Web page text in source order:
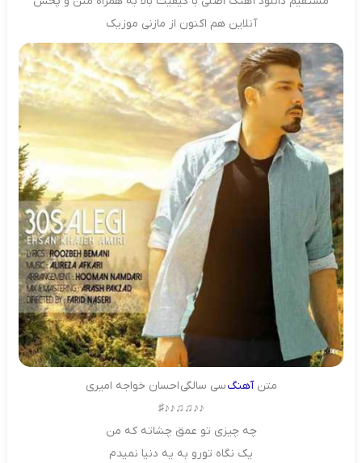
آنلاین هم اکنون از مازنی موزیک
متنآهنگسی سالگی احسان خواجه امیری
♪♪♫♫♪♪♯
چه چیزی تو عمق چشاته که من
یک نگاه تورو به یه دنیا نمیدم